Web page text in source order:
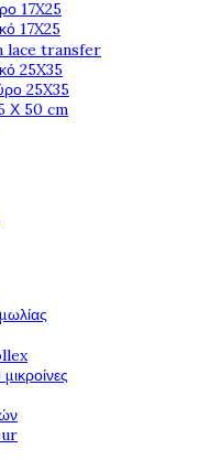
17X25
17X25
lace transfer
25X35
25X35
Χ 50 cm